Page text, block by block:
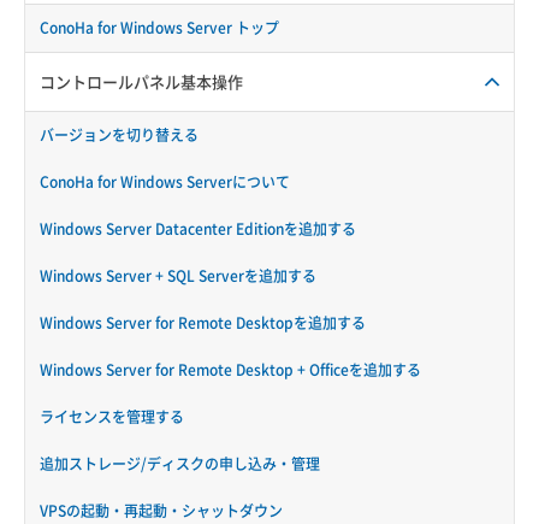
ConoHa for Windows Server トップ
コントロールパネル基本操作
バージョンを切り替える
ConoHa for Windows Serverについて
Windows Server Datacenter Editionを追加する
Windows Server + SQL Serverを追加する
Windows Server for Remote Desktopを追加する
Windows Server for Remote Desktop + Officeを追加する
ライセンスを管理する
追加ストレージ/ディスクの申し込み・管理
VPSの起動・再起動・シャットダウン